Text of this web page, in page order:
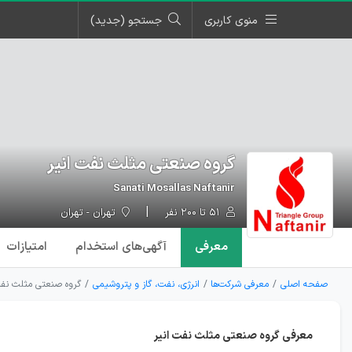
منوی کاربری جستجو (جدید)
گروه صنعتی مثلث نفت انیر
Sanati Mosallas Naftanir
تهران - تهران
معرفی آگهی‌های استخدام امتیازات
صفحه اصلی معرفی شرکت‌ها انرژی، نفت، گاز و پتروشیمی گروه صنعتی مثلث
معرفی گروه صنعتی مثلث نفت انیر